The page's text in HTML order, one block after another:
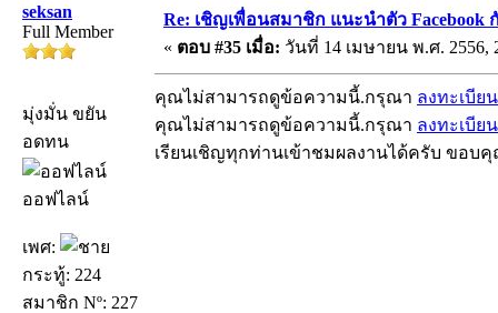
seksan
Full Member
มุ่งมั่น ขยัน
อดทน
ออฟไลน์
เพศ:
กระทู้: 224
สมาชิก Nº: 227
Re: เชิญเพื่อนสมาชิก แนะนำตัว Facebook
« ตอบ #35 เมื่อ: วันที่ 14 เมษายน พ.ศ. 2556,
คุณไม่สามารถดูข้อความนี้.กรุณา ลงทะเบียน
คุณไม่สามารถดูข้อความนี้.กรุณา ลงทะเบียน
เรียนเชิญทุกท่านเข้าชมผลงานได้ครับ ขอบ